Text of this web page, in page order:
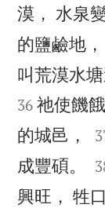
漠， 水泉
的鹽鹼地
叫荒漠水
36 祂使饑
的城邑，

成豐碩。

興旺， 牲